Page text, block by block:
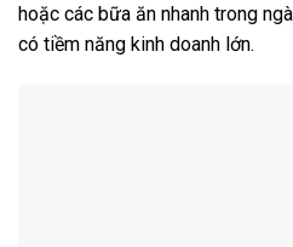
hoặc các bữa ăn nhanh trong
có tiềm năng kinh doanh lớn.